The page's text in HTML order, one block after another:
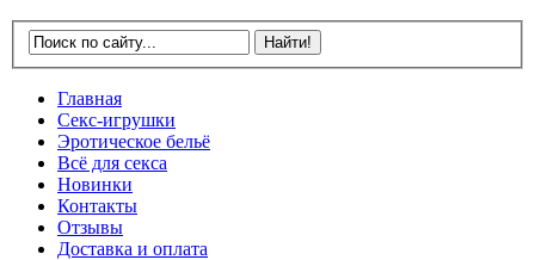
Главная
Секс-игрушки
Эротическое бельё
Всё для секса
Новинки
Контакты
Отзывы
Доставка и оплата